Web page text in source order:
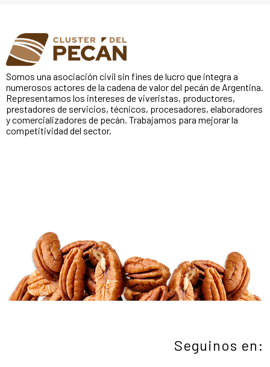
Somos una asociación civil sin fines de lucro que integra a
numerosos actores de la cadena de valor del pecán de Argentina.
Representamos los intereses de viveristas, productores,
prestadores de servicios, técnicos, procesadores, elaboradores
y comercializadores de pecán. Trabajamos para mejorar la
competitividad del sector.
Seguinos en: